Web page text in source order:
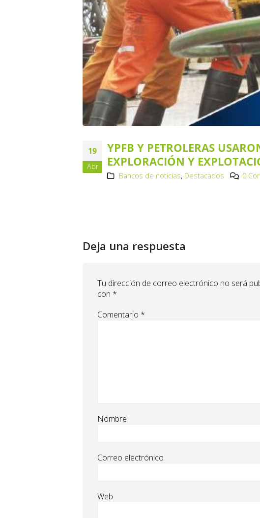
19
Abr
YPFB Y PETROLERAS
EXPLORACIÓN Y
Bancos de noticias, Destacados 0
Deja una respuesta
Tu dirección de correo electrónico no será
con *
Comentario *
Nombre
Correo electrónico
Web